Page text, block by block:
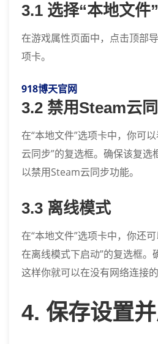
3.1 选择“本地文件
在游戏属性页面中，点击顶部
项卡。
918博天官网
3.2 禁用Steam云
在“本地文件”选项卡中，你可
云同步”的复选框。确保该复
以禁用Steam云同步功能。
3.3 离线模式
在“本地文件”选项卡中，你还
在离线模式下启动”的复选框。
这样你就可以在没有网络连接
4. 保存设置